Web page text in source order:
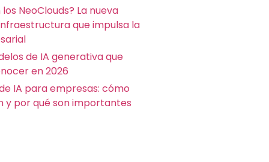
NeoClouds? La nueva
que impulsa la
de IA generativa que
en 2026
IA para empresas: cómo
y por qué son importantes